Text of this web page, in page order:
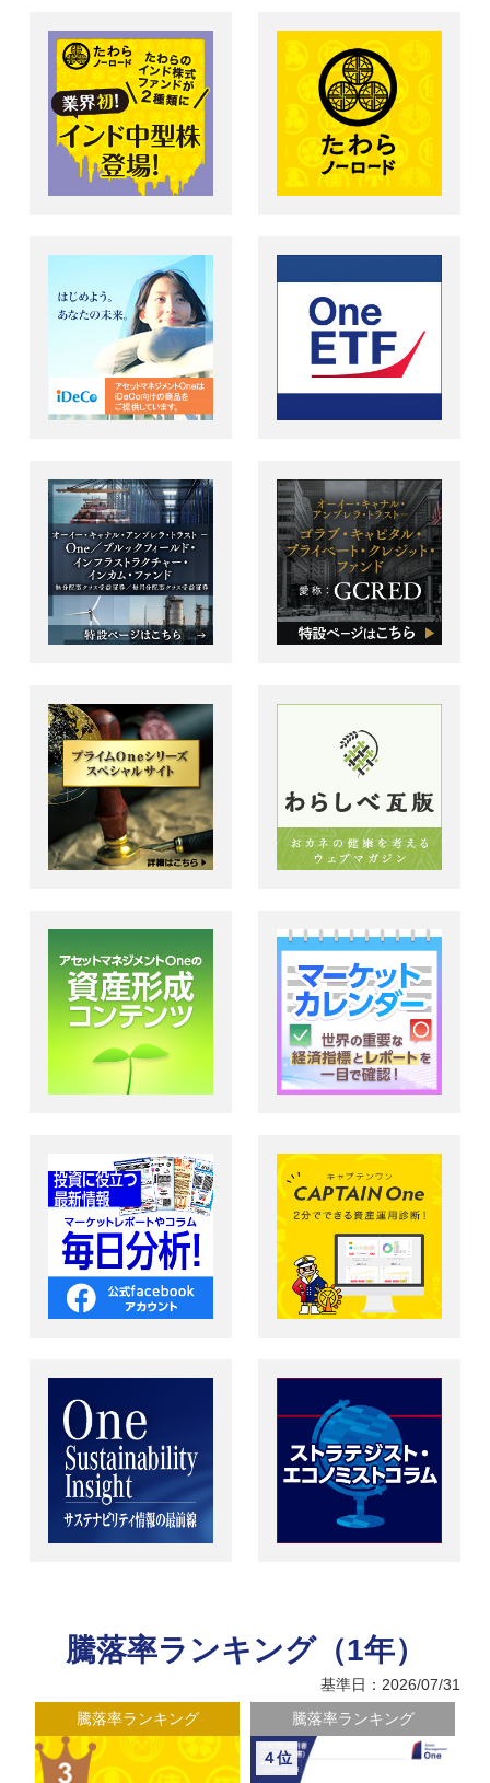
騰落率ランキング（1年）
基準日：2026/07/31
騰落率ランキング
５位
騰落率ランキング
６位